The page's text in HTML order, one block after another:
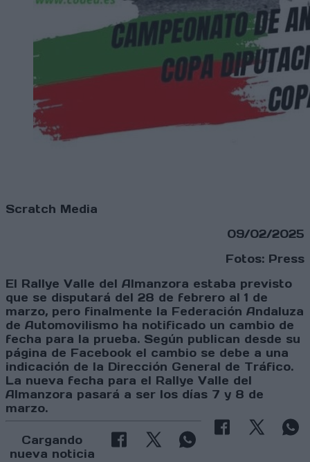
Scratch Media
09/02/2025
Fotos: Press
El Rallye Valle del Almanzora estaba previsto
que se disputará del 28 de febrero al 1 de
marzo, pero finalmente la Federación Andaluza
de Automovilismo ha notificado un cambio de
fecha para la prueba. Según publican desde su
página de Facebook el cambio se debe a una
indicación de la Dirección General de Tráfico.
La nueva fecha para el Rallye Valle del
Almanzora pasará a ser los días 7 y 8 de
marzo.
Cargando
nueva noticia